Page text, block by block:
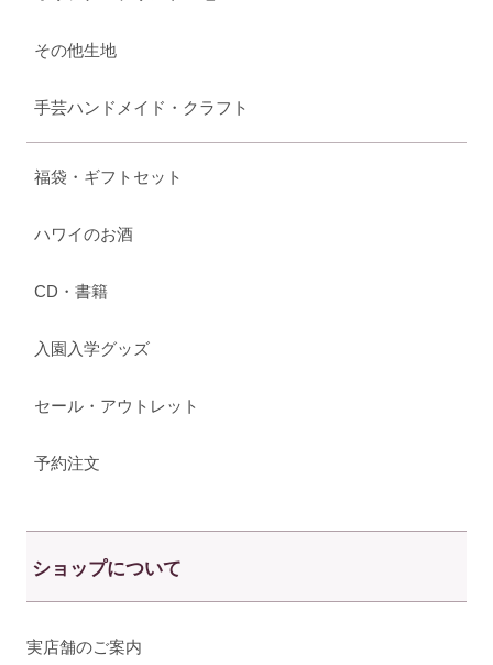
その他生地
手芸ハンドメイド・クラフト
福袋・ギフトセット
ハワイのお酒
CD・書籍
入園入学グッズ
セール・アウトレット
予約注文
ショップについて
実店舗のご案内